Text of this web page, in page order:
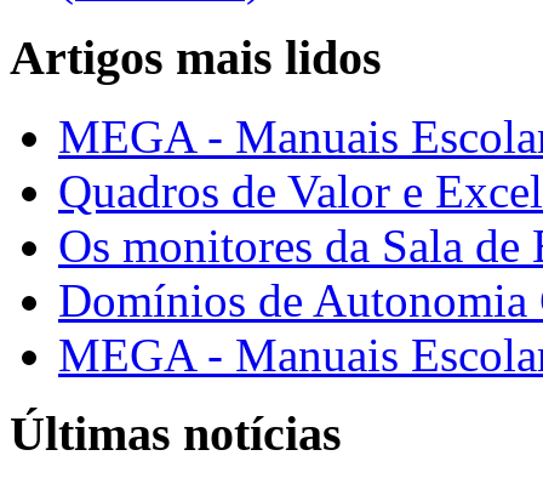
Artigos mais lidos
MEGA - Manuais
Quadros de Valor e
Os monitores da Sala de
Domínios de Autonomia
MEGA - Manuais
Últimas notícias